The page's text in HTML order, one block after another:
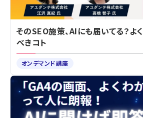
そのSEO施策、AIにも届いてる？よ
べきコト
オンデマンド講座